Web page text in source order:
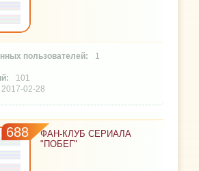
1
101
2017-02-28
688
ФАН-КЛУБ СЕРИАЛА
"ПОБЕГ"